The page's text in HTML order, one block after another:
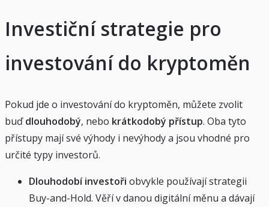
Investiční strategie pro
investování do kryptoměn
Pokud jde o investování do kryptoměn, můžete zvolit
buďdlouhodobý, nebo krátkodobý přístup. Oba tyto
přístupy mají své výhody i nevýhody a jsou vhodné pro
určité typy investorů.
Dlouhodobí investoři obvykle používají strategii
Buy-and-Hold. Věří v danou digitální měnu a dávají